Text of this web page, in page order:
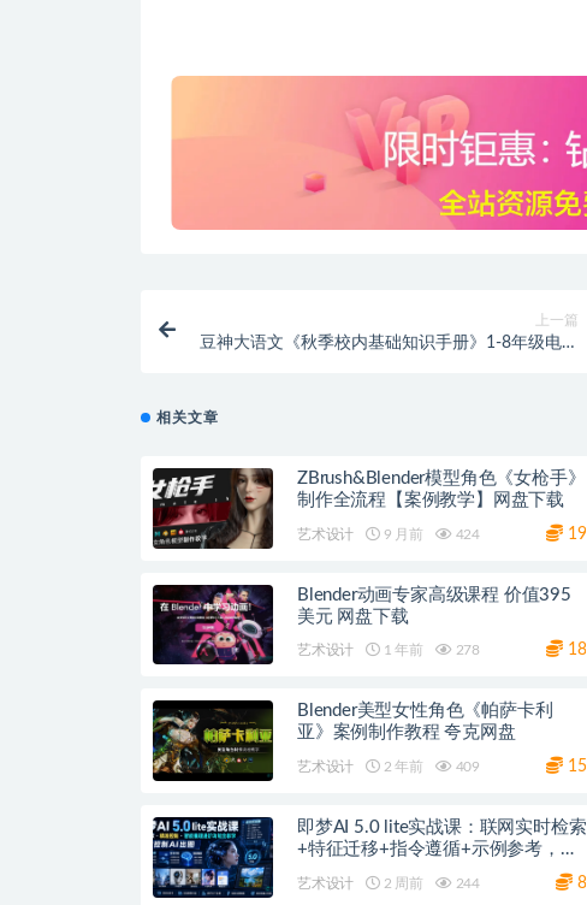
上一篇
豆神大语文《秋季校内基础知识手册》1-8年级电子
相关文章
ZBrush&Blender模型角色《女枪手》
制作全流程【案例教学】网盘下载
艺术设计 9 月前 424 19
Blender动画专家高级课程 价值395
美元 网盘下载
艺术设计 1 年前 278 18
Blender美型女性角色《帕萨卡利
亚》案例制作教程 夸克网盘
艺术设计 2 年前 409 15
即梦AI 5.0 lite实战课：联网实时检索
+特征迁移+指令遵循+示例参考，精
艺术设计 2 周前 244 8